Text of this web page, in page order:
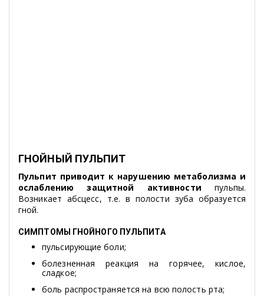
ГНОЙНЫЙ ПУЛЬПИТ
Пульпит приводит к нарушению метаболизма и
ослаблению защитной активности пульпы.
Возникает абсцесс, т.е. в полости зуба образуется
гной.
СИМПТОМЫ ГНОЙНОГО ПУЛЬПИТА
пульсирующие боли;
болезненная реакция на горячее, кислое,
сладкое;
боль распространяется на всю полость рта;